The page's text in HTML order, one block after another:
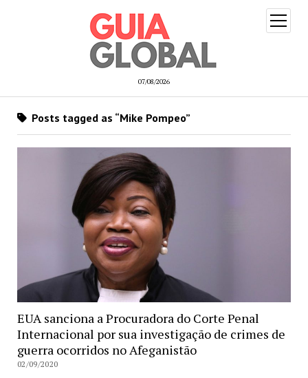
07/08/2026
open
menu
Posts tagged as “Mike Pompeo”
EUA sanciona a Procuradora do Corte Penal
Internacional por sua investigação de crimes de
guerra ocorridos no Afeganistão
02/09/2020